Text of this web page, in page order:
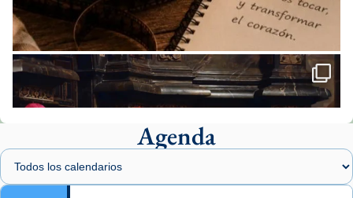
Mons. Sergi Gordo, bisbe de Tortosa, ha
presidit aquest 27 de juliol la missa de Les
Santes de Mataró.
🔗tinyurl.com/cvu5jmbk
📸 J. Merino
Agenda